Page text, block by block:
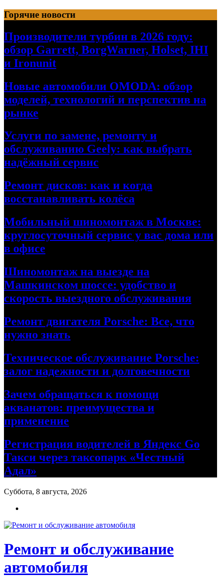
Перейти
к
содержимому
Горячие новости
Производители турбин в 2026 году:
обзор Garrett, BorgWarner, Holset, IHI
и Ironunit
Новые автомобили OMODA: обзор
моделей, технологий и перспектив на
рынке
Услуги по замене, ремонту и
обслуживанию Geely: как выбрать
надёжный сервис
Ремонт дисков: как и когда
восстанавливать колёса
Мобильный шиномонтаж в Москве:
круглосуточный сервис у вас дома или
в офисе
Шиномонтаж на выезде на
Машкинском шоссе: удобство и
скорость выездного обслуживания
Ремонт двигателя Porsche: Все, что
нужно знать
Техническое обслуживание Porsche:
залог надежности и долговечности
Зачем обращаться к помощи
акванатов: преимущества и
применение
Регистрация водителей в Яндекс Go
Такси через таксопарк «Честный
Адал»
Суббота, 8 августа, 2026
Ремонт и обслуживание
автомобиля